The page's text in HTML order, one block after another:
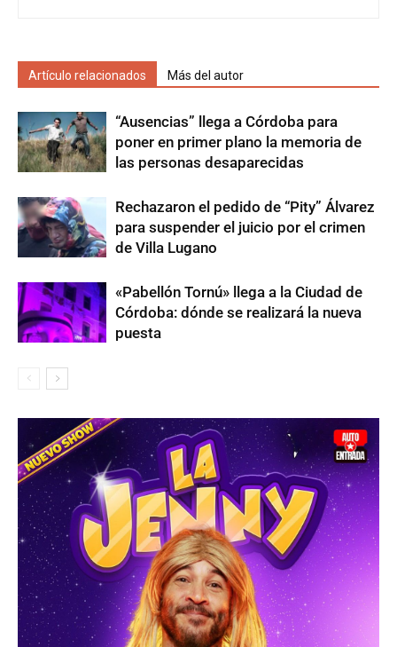
Artículo relacionados Más del autor
“Ausencias” llega a Córdoba para
poner en primer plano la memoria de
las personas desaparecidas
Rechazaron el pedido de “Pity” Álvarez
para suspender el juicio por el crimen
de Villa Lugano
«Pabellón Tornú» llega a la Ciudad de
Córdoba: dónde se realizará la nueva
puesta